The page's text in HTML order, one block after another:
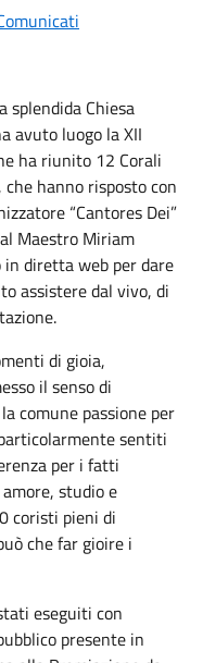
splendida Chiesa
avuto luogo la XII
ha riunito 12 Corali
hanno risposto con
“Cantores Dei”
Maestro Miriam
in diretta web per dare
assistere dal vivo, di
di gioia,
il senso di
comune passione per
sentiti
per i fatti
studio e
coristi pieni di
che far gioire i
eseguiti con
presente in